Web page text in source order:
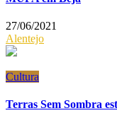
27/06/2021
Alentejo
Cultura
Terras Sem Sombra